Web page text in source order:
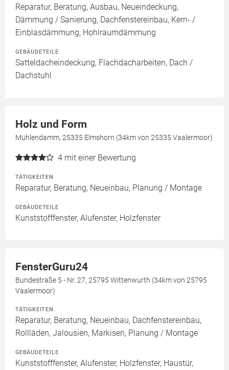
Reparatur, Beratung, Ausbau, Neueindeckung,
Dämmung / Sanierung, Dachfenstereinbau, Kern- /
Einblasdämmung, Hohlraumdämmung
GEBÄUDETEILE
Satteldacheindeckung, Flachdacharbeiten, Dach /
Dachstuhl
Holz und Form
Mühlendamm, 25335 Elmshorn (34km von 25335 Vaalermoor)
4 mit einer Bewertung
TÄTIGKEITEN
Reparatur, Beratung, Neueinbau, Planung / Montage
GEBÄUDETEILE
Kunststofffenster, Alufenster, Holzfenster
FensterGuru24
Bundestraße 5 - Nr. 27, 25795 Wittenwurth (34km von 25795
Vaalermoor)
TÄTIGKEITEN
Reparatur, Beratung, Neueinbau, Dachfenstereinbau,
Rollläden, Jalousien, Markisen, Planung / Montage
GEBÄUDETEILE
Kunststofffenster, Alufenster, Holzfenster, Haustür,